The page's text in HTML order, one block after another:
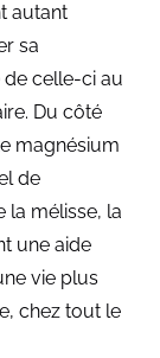
autant
sa
celle-ci au
Du côté
magnésium
de
la mélisse, la
une aide
vie plus
chez tout le